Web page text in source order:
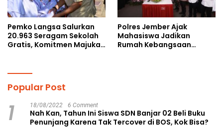
Pemko Langsa Salurkan
20.963 Seragam Sekolah
Gratis, Komitmen Majukan
Polres Jember Ajak
Mahasiswa Jadikan
Rumah Kebangsaan
Popular Post
1 18/08/2022 6 Comment
Nah Kan, Tahun Ini Siswa SDN Banjar 02 Beli Buku
Penunjang Karena Tak Tercover di BOS, Kok Bisa?